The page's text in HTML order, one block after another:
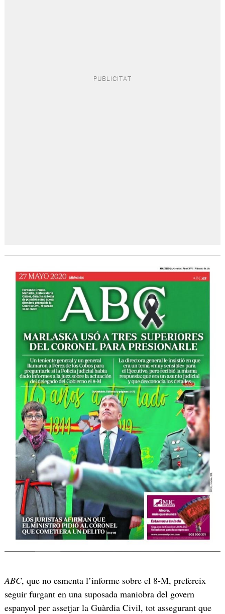
ABC, que no esmenta l’informe sobre el 8-M, prefereix
seguir furgant en una suposada maniobra del govern
espanyol per assetjar la Guàrdia Civil, tot assegurant que